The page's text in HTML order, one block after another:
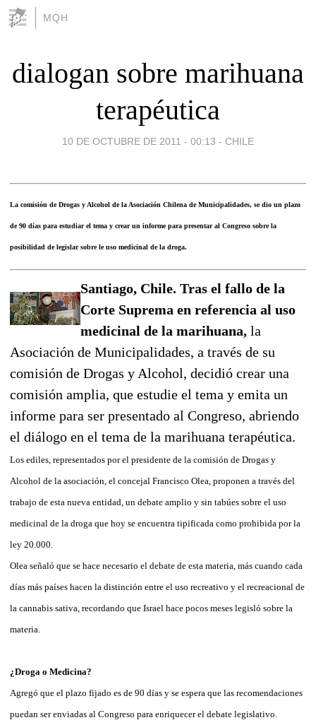
MQH
dialogan sobre marihuana
terapéutica
10 DE OCTUBRE DE 2011 - 00:13 - CHILE
La comisión de Drogas y Alcohol de la Asociación Chilena de Municipalidades, se dio un plazo
de 90 días para estudiar el tema y crear un informe para presentar al Congreso sobre la
posibilidad de legislar sobre le uso medicinal de la droga.
Santiago, Chile. Tras el fallo de la
Corte Suprema en referencia al uso
medicinal de la marihuana, la
Asociación de Municipalidades, a través de su
comisión de Drogas y Alcohol, decidió crear una
comisión amplia, que estudie el tema y emita un
informe para ser presentado al Congreso, abriendo
el diálogo en el tema de la marihuana terapéutica.
Los ediles, representados por el presidente de la comisión de Drogas y
Alcohol de la asociación, el concejal Francisco Olea, proponen a través del
trabajo de esta nueva entidad, un debate amplio y sin tabúes sobre el uso
medicinal de la droga que hoy se encuentra tipificada como prohibida por la
ley 20.000.
Olea señaló que se hace necesario el debate de esta materia, más cuando cada
días más países hacen la distinción entre el uso recreativo y el recreacional de
la cannabis sativa, recordando que Israel hace pocos meses legisló sobre la
materia.
¿Droga o Medicina?
Agregó que el plazo fijado es de 90 días y se espera que las recomendaciones
puedan ser enviadas al Congreso para enriquecer el debate legislativo.